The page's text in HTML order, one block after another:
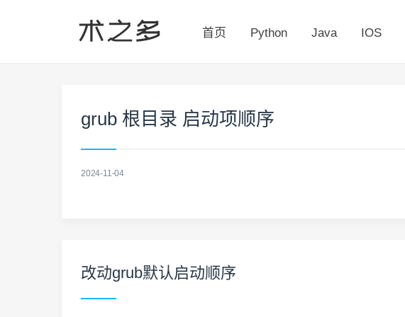
首页 Python Java IOS
grub 根目录 启动项顺序
2024-11-04
改动grub默认启动顺序